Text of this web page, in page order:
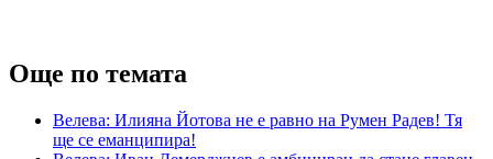
Още по темата
Велева: Илияна Йотова не е равно на Румен Радев! Тя
ще се еманципира!